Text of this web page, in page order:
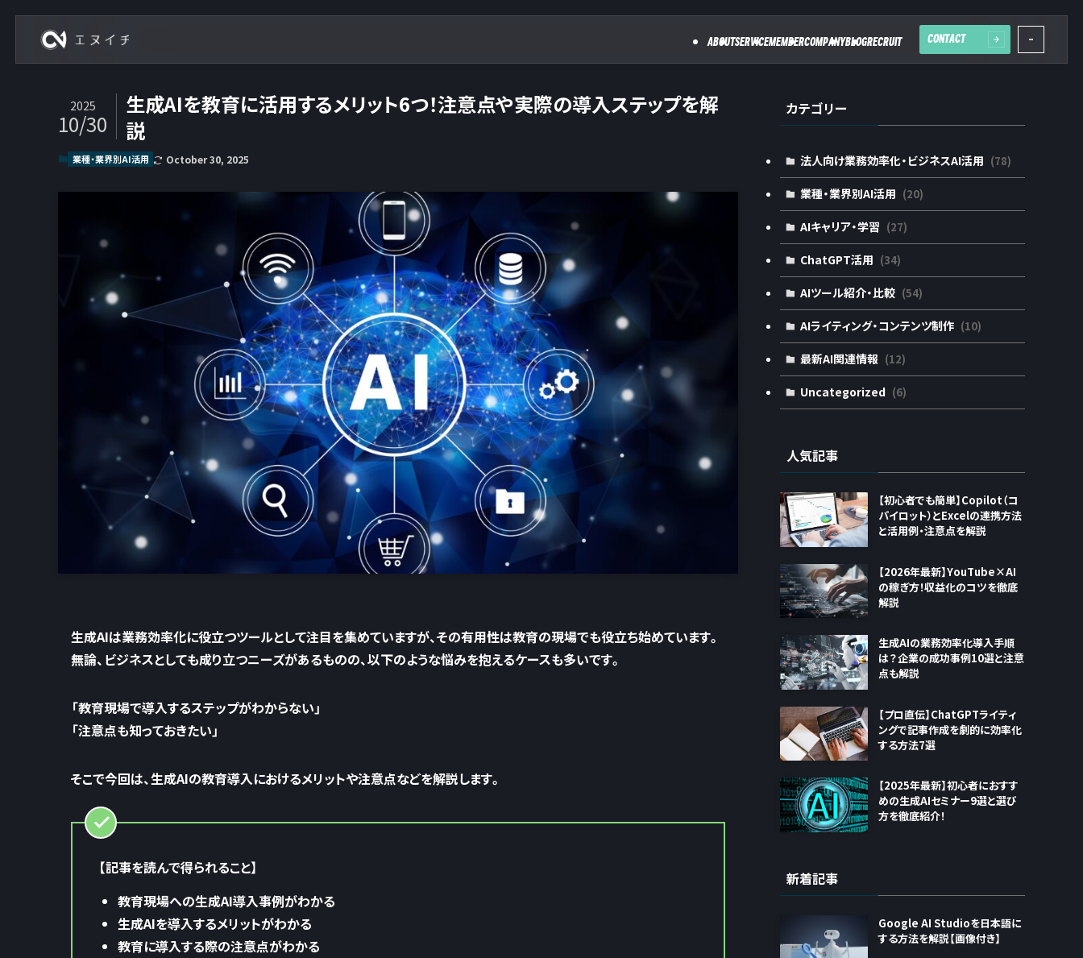
ABOUTSERVICEMEMBERCOMPANYBLOGRECRUIT CONTACT
生成AIを教育に活用するメリット6つ！注意点や実際の導入ステップを解
説
2025
10/30
業種・業界別AI活用 October 30, 2025
生成AIは業務効率化に役立つツールとして注目を集めていますが、その有用性は教育の現場でも役立ち始めています。
無論、ビジネスとしても成り立つニーズがあるものの、以下のような悩みを抱えるケースも多いです。
「教育現場で導入するステップがわからない」
「注意点も知っておきたい」
そこで今回は、生成AIの教育導入におけるメリットや注意点などを解説します。
【記事を読んで得られること】
教育現場への生成AI導入事例がわかる
生成AIを導入するメリットがわかる
教育に導入する際の注意点がわかる
カテゴリー
法人向け業務効率化・ビジネスAI活用 (78)
業種・業界別AI活用 (20)
AIキャリア・学習 (27)
ChatGPT活用 (34)
AIツール紹介・比較 (54)
AIライティング・コンテンツ制作 (10)
最新AI関連情報 (12)
Uncategorized (6)
人気記事
【初心者でも簡単】Copilot（コ
パイロット）とExcelの連携方法
と活用例・注意点を解説
【2026年最新】YouTube×AI
の稼ぎ方！収益化のコツを徹底
解説
生成AIの業務効率化導入手順
は？企業の成功事例10選と注意
点も解説
【プロ直伝】ChatGPTライティ
ングで記事作成を劇的に効率化
する方法7選
【2025年最新】初心者におすす
めの生成AIセミナー9選と選び
方を徹底紹介！
新着記事
Google AI Studioを日本語に
する方法を解説【画像付き】